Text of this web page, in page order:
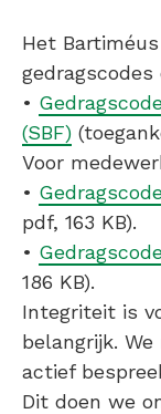
Het
gedragscodes
•
(SBF)
Voor
•
pdf, 163 KB).
•
186 KB).
Integriteit is
belangrijk.
actief
Dit doen we